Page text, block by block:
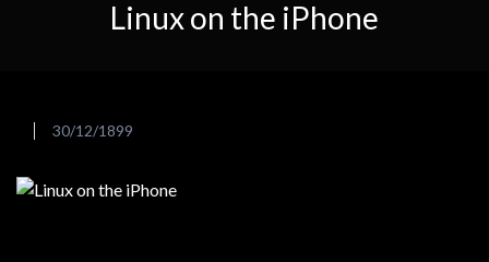
Linux on the iPhone
30/12/1899